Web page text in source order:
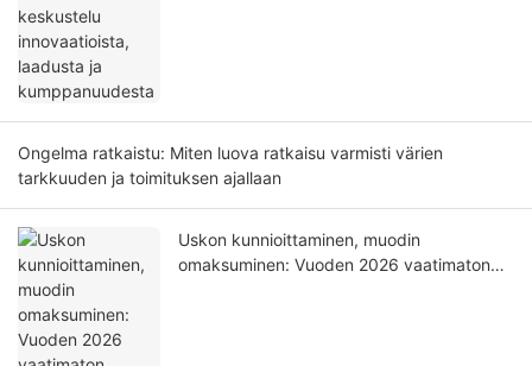
Ongelma ratkaistu: Miten luova ratkaisu varmisti värien
tarkkuuden ja toimituksen ajallaan
Uskon kunnioittaminen, muodin
omaksuminen: Vuoden 2026 vaatimaton